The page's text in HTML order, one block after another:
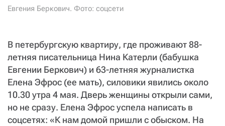
Евгения Беркович. Фото: соцсети
В петербургскую квартиру, где проживают 88-
летняя писательница Нина Катерли (бабушка
Евгении Беркович) и 63-летняя журналистка
Елена Эфрос (ее мать), силовики явились около
10.30 утра 4 мая. Дверь женщины открыли сами,
но не сразу. Елена Эфрос успела написать в
соцсетях: «К нам домой пришли с обыском. На